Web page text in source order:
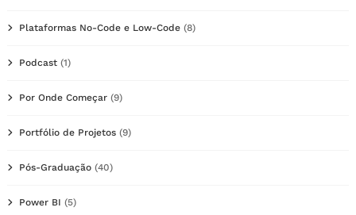
Plataformas No-Code e Low-Code (8)
Podcast (1)
Por Onde Começar (9)
Portfólio de Projetos (9)
Pós-Graduação (40)
Power BI (5)